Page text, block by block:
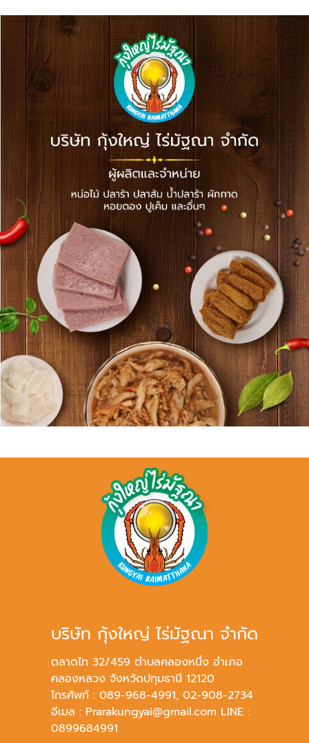
บริษัท กุ้งใหญ่ ไร่มัฐณา จำกัด
ตลาดไท 32/459 ตำบลคลองหนึ่ง อำเภอ
คลองหลวง จังหวัดปทุมธานี 12120
โทรศัพท์ : 089-968-4991, 02-908-2734
อีเมล : Prarakungyai@gmail.com LINE :
0899684991